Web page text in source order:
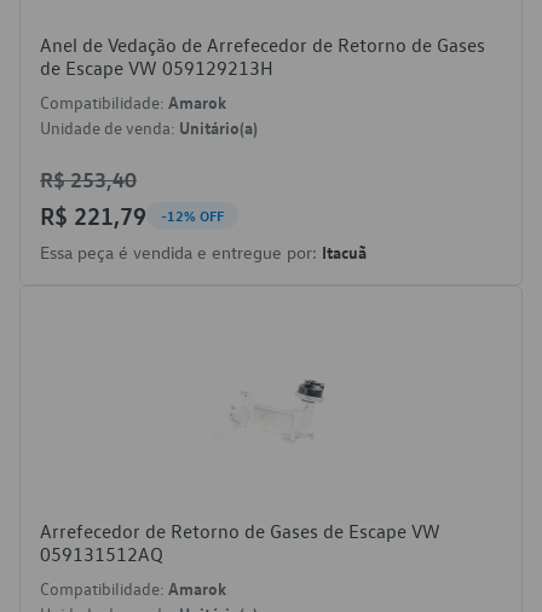
Anel de Vedação de Arrefecedor de Retorno de Gases
de Escape VW 059129213H
Compatibilidade: Amarok
Unidade de venda: Unitário(a)
R$ 253,40
R$ 221,79 -12% OFF
Essa peça é vendida e entregue por: Itacuã
Arrefecedor de Retorno de Gases de Escape VW
059131512AQ
Compatibilidade: Amarok